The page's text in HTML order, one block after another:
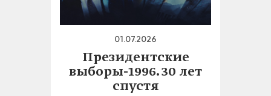
01.07.2026
Президентские
выборы-1996. 30 лет
спустя